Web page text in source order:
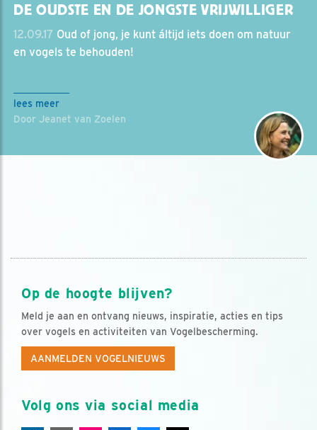
DE OUDSTE EN DE JONGSTE VRIJWILLIGER
12.09.17 Oud of jong, je kunt áltijd iets doen om natuur
en vogels te behouden!
lees meer
Door Jeanet van Zoelen
Op de hoogte blijven?
Meld je aan en ontvang nieuws, inspiratie, acties en tips
over vogels en activiteiten van Vogelbescherming.
AANMELDEN VOGELNIEUWS
Volg ons via social media